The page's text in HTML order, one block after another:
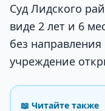
Суд Лидского
виде 2 лет и 6
без
учреждение
📖 Читайте также